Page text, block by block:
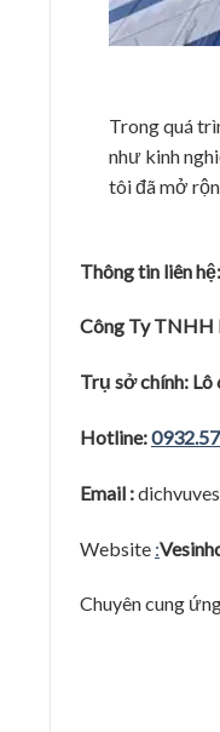
Trong quá
như kinh
tôi đã mở
Thông tin liên hệ:
Công Ty
Trụ sởchính: Lô
Hotline:
Email :
Website :
Chuyên cung